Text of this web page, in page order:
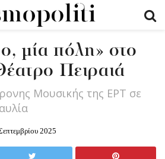
μία πόλη» στο
Πειραιά
Μουσικής της ΕΡΤ σε
2025